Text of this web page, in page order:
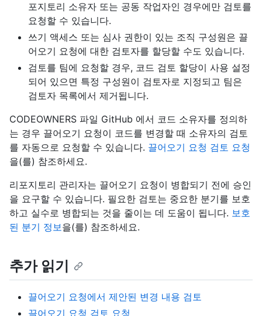
포지토리 소유자 또는 공동 작업자인 경우에만 검토를
요청할 수 있습니다.
쓰기 액세스 또는 심사 권한이 있는 조직 구성원은 끌
어오기 요청에 대한 검토자를 할당할 수도 있습니다.
검토를 팀에 요청할 경우, 코드 검토 할당이 사용 설정
되어 있으면 특정 구성원이 검토자로 지정되고 팀은
검토자 목록에서 제거됩니다.
CODEOWNERS 파일 GitHub 에서 코드 소유자를 정의하
는 경우 끌어오기 요청이 코드를 변경할 때 소유자의 검토
를 자동으로 요청할 수 있습니다. 끌어오기 요청 검토 요청
을(를) 참조하세요.
리포지토리 관리자는 끌어오기 요청이 병합되기 전에 승인
을 요구할 수 있습니다. 필요한 검토는 중요한 분기를 보호
하고 실수로 병합되는 것을 줄이는 데 도움이 됩니다. 보호
된 분기 정보을(를) 참조하세요.
추가 읽기
끌어오기 요청에서 제안된 변경 내용 검토
끌어오기 요청 검토 요청